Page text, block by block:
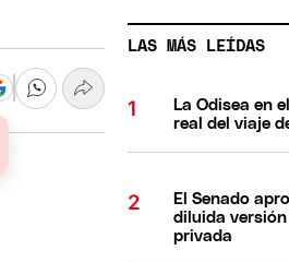
LAS MÁS LEÍDAS
La Odisea en
real del viaje
El Senado
diluida
privada